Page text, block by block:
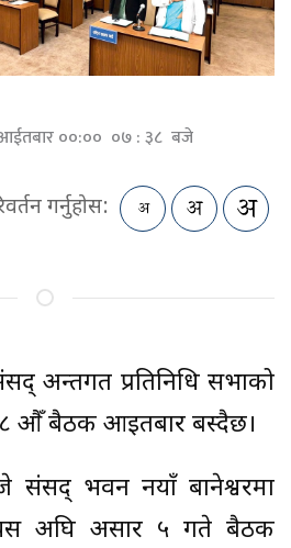
००:०० ०७ : ३८ बजे
गर्नुहोस:
अन्तर्गत प्रतिनिधि सभाको
औँ बैठक आइतबार बस्दैछ।
संसद् भवन नयाँ बानेश्वरमा
अघि असार ५ गते बैठक